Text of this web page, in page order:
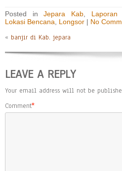
Posted inJepara Kab Laporan
Lokasi Bencana
Longsor | No
« banjir di Kab. jepara
LEAVE A REPLY
Your email address will not be
Comment*